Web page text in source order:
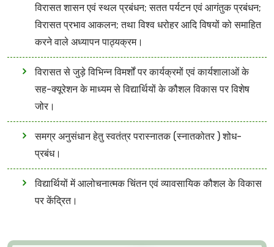
विरासत शासन एवं स्थल प्रबंधन; सतत पर्यटन एवं आगंतुक प्रबंधन;
विरासत प्रभाव आकलन; तथा विश्व धरोहर आदि विषयों को समाहित
करने वाले अध्यापन पाठ्यक्रम।
विरासत से जुड़े विभिन्न विमर्शों पर कार्यक्रमों एवं कार्यशालाओं के
सह-क्यूरेशन के माध्यम से विद्यार्थियों के कौशल विकास पर विशेष
जोर।
समग्र अनुसंधान हेतु स्वतंत्र परास्नातक (स्नातकोतर ) शोध-
प्रबंध।
विद्यार्थियों में आलोचनात्मक चिंतन एवं व्यावसायिक कौशल के विकास
पर केंद्रित।